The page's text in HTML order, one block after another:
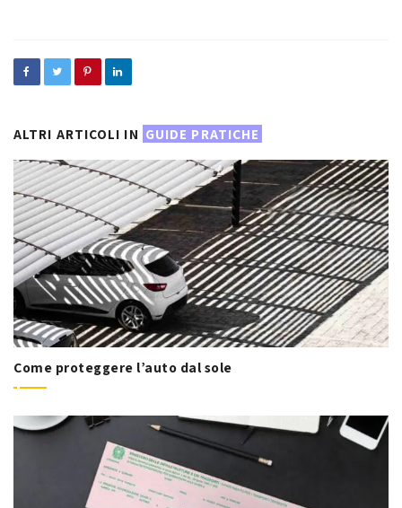
ALTRI ARTICOLI IN GUIDE PRATICHE
Come proteggere l’auto dal sole